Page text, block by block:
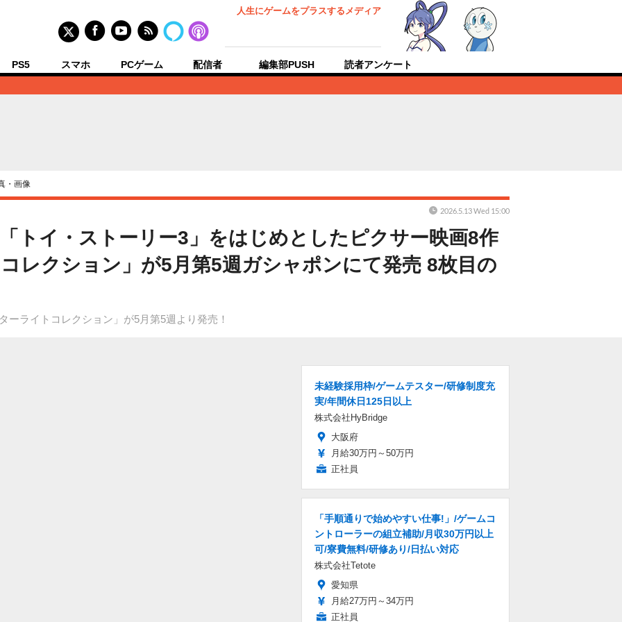
人生にゲームをプラスするメディア
PS5 スマホ PCゲーム 配信者 編集部PUSH 読者アンケート
・画像
トイ・ストーリー3」をはじめとしたピクサー映画8作
レクション」が5月第5週ガシャポンにて発売 8枚目の
ーライトコレクション」が5月第5週より発売！
2026.5.13 Wed 15:00
未経験採用枠/ゲームテスター/研修制度充
実/年間休日125日以上
株式会社HyBridge
大阪府
月給30万円～50万円
正社員
「手順通りで始めやすい仕事!」/ゲームコ
ントローラーの組立補助/月収30万円以上
可/寮費無料/研修あり/日払い対応
株式会社Tetote
愛知県
月給27万円～34万円
正社員